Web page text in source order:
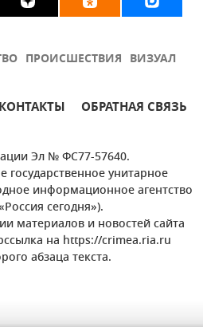
ПРОИСШЕСТВИЯ ВИЗУАЛ
КОНТАКТЫ ОБРАТНАЯ СВЯЗЬ
Эл № ФС77-57640.
государственное унитарное
информационное агентство
сегодня»).
материалов и новостей сайта
на https://crimea.ria.ru
абзаца текста.